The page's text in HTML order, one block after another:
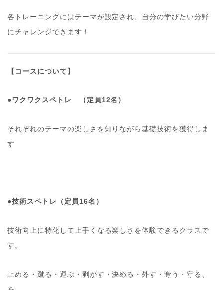
各トレーニングにはテーマが設定され、自分の学びたい分野
にチャレンジできます！
【コースについて】
●ワクワクスペトレ （定員12名）
それぞれのテーマの楽しさを知りながら基礎技術を獲得しま
す
●技術スペトレ（定員16名）
技術向上に特化して上手くなる楽しさを体験できるクラスで
す。
止める・蹴る・運ぶ・剥がす・決める・外す・奪う・守る、